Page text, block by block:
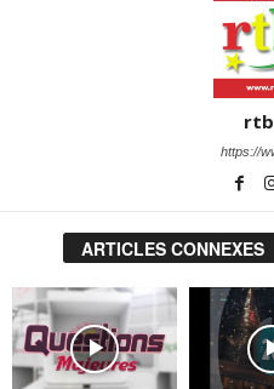
https://
ARTICLES CONNEXES